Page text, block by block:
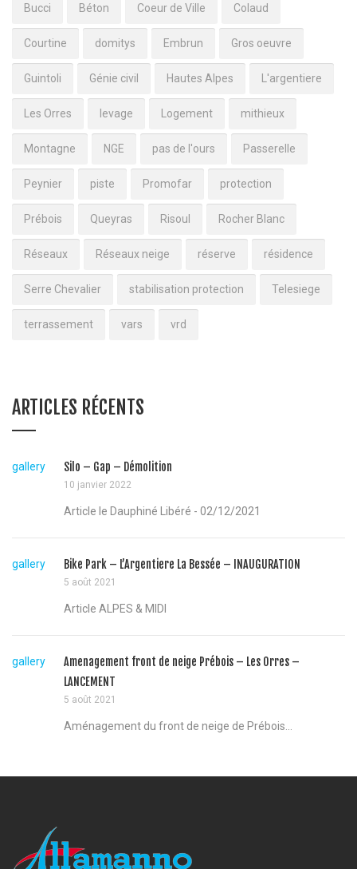
Bucci Béton Coeur de Ville Colaud
Courtine domitys Embrun Gros oeuvre
Guintoli Génie civil Hautes Alpes L'argentiere
Les Orres levage Logement mithieux
Montagne NGE pas de l'ours Passerelle
Peynier piste Promofar protection
Prébois Queyras Risoul Rocher Blanc
Réseaux Réseaux neige réserve résidence
Serre Chevalier stabilisation protection Telesiege
terrassement vars vrd
ARTICLES RÉCENTS
gallery Silo – Gap – Démolition
10 janvier 2022
Article le Dauphiné Libéré - 02/12/2021
gallery Bike Park – L’Argentiere La Bessée – INAUGURATION
5 août 2021
Article ALPES & MIDI
gallery
Amenagement front de neige Prébois – Les Orres –
LANCEMENT
5 août 2021
Aménagement du front de neige de Prébois...